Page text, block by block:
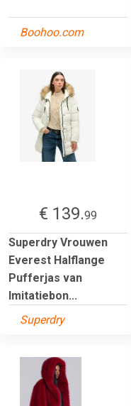
Boohoo.com
€ 139.99
Superdry Vrouwen
Everest Halflange
Pufferjas van
Imitatiebon...
Superdry